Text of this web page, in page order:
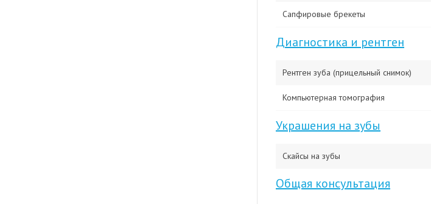
Сапфировые брекеты
Диагностика и рентген
Рентген зуба (прицельный снимок)
Компьютерная томография
Украшения на зубы
Скайсы на зубы
Общая консультация